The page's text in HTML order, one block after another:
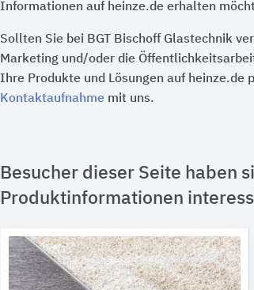
Informationen auf heinze.de erhalten
Sollten Sie bei BGT Bischoff Glastechnik
Marketing und/oder die
Ihre Produkte und Lösungen auf
Kontaktaufnahme mit uns.
Besucher dieser Seite haben
Produktinformationen